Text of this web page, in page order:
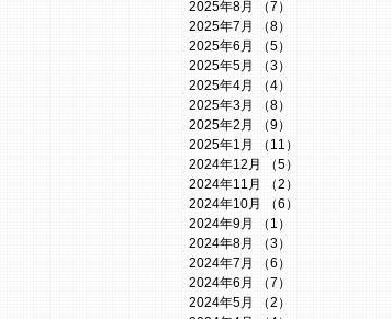
2025年8月
（7）
2025年7月
（8）
2025年6月
（5）
2025年5月
（3）
2025年4月
（4）
2025年3月
（8）
2025年2月
（9）
2025年1月
（11）
2024年12月
（5）
2024年11月
（2）
2024年10月
（6）
2024年9月
（1）
2024年8月
（3）
2024年7月
（6）
2024年6月
（7）
2024年5月
（2）